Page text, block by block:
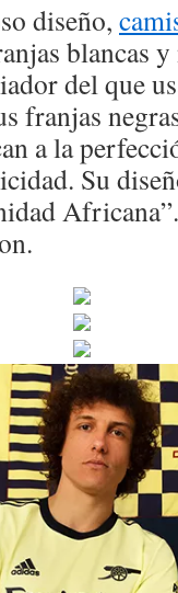
diseño,
blancas
del que
franjas
a la
Su